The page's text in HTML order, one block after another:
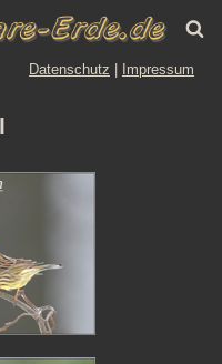
Datenschutz Impressum